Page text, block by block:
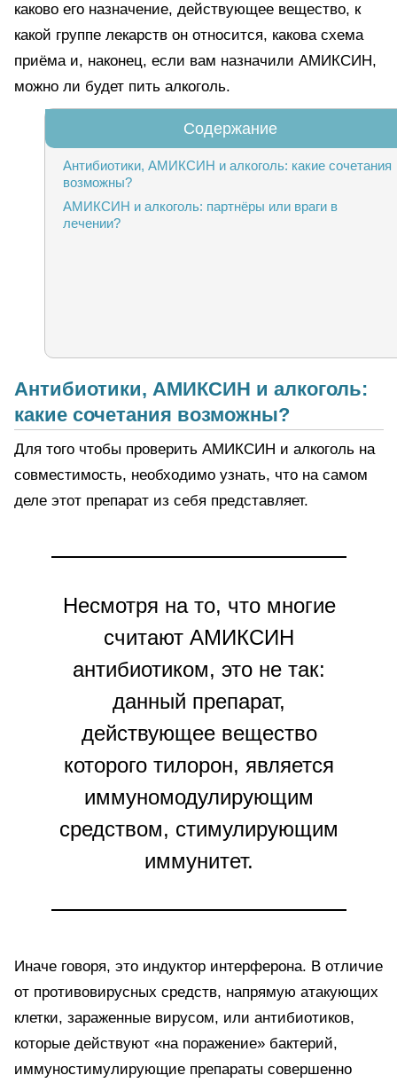
каково его назначение, действующее вещество, к
какой группе лекарств он относится, какова схема
приёма и, наконец, если вам назначили АМИКСИН,
можно ли будет пить алкоголь.
Антибиотики, АМИКСИН и алкоголь: какие сочетания
возможны?
АМИКСИН и алкоголь: партнёры или враги в
лечении?
Антибиотики, АМИКСИН и алкоголь:
какие сочетания возможны?
Для того чтобы проверить АМИКСИН и алкоголь на
совместимость, необходимо узнать, что на самом
деле этот препарат из себя представляет.
Несмотря на то, что многие
считают АМИКСИН
антибиотиком, это не так:
данный препарат,
действующее вещество
которого тилорон, является
иммуномодулирующим
средством, стимулирующим
иммунитет.
Иначе говоря, это индуктор интерферона. В отличие
от противовирусных средств, напрямую атакующих
клетки, зараженные вирусом, или антибиотиков,
которые действуют «на поражение» бактерий,
иммуностимулирующие препараты совершенно